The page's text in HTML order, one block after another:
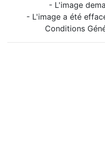
- L'image
- L'image a été
Conditions